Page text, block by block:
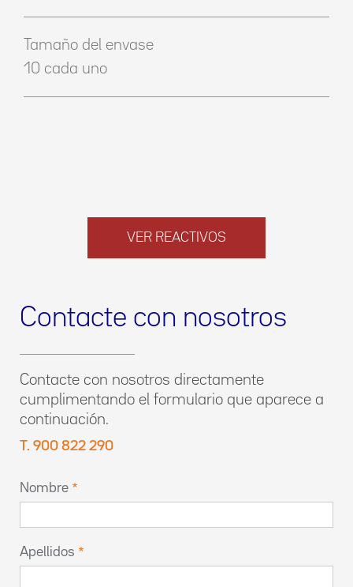
Tamaño del envase
10 cada uno
VER REACTIVOS
Contacte con nosotros
Contacte con nosotros directamente
cumplimentando el formulario que aparece a
continuación.
T. 900 822 290
Nombre
Apellidos